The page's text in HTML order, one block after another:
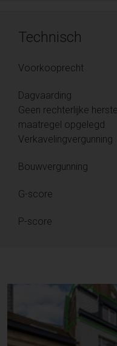
Technisch
Voorkooprecht
Dagvaarding
Geen rechterlijke
maatregel opgelegd
Verkavelingvergunning
Bouwvergunning
G-score
P-score